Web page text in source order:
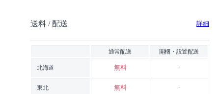
送料 / 配送 詳細
通常配送 開梱・設置配送
北海道 無料 -
東北 無料 -